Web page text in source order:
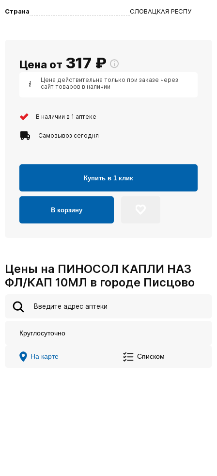
Страна
СЛОВАЦКАЯ РЕСПУ
Цена от 317 ₽
Цена действительна только при заказе через
сайт товаров в наличии
В наличии в 1 аптеке
Самовывоз сегодня
Купить в 1 клик
В корзину
Цены на ПИНОСОЛ КАПЛИ НАЗ
ФЛ/КАП 10МЛ в городе Писцово
Круглосуточно
На карте Списком